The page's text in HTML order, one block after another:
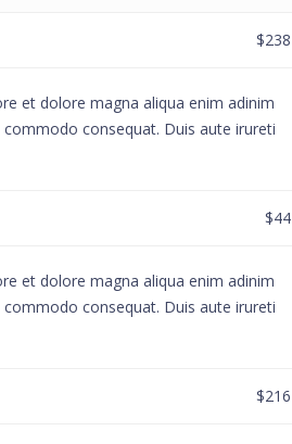
$238
et dolore magna aliqua enim adinim
consequat. Duis aute irureti
$44
et dolore magna aliqua enim adinim
consequat. Duis aute irureti
$216